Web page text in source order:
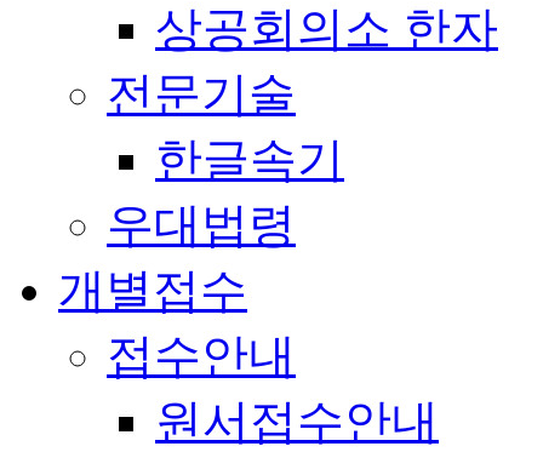
상공회의소 한자
전문기술
한글속기
우대법령
개별접수
접수안내
원서접수안내